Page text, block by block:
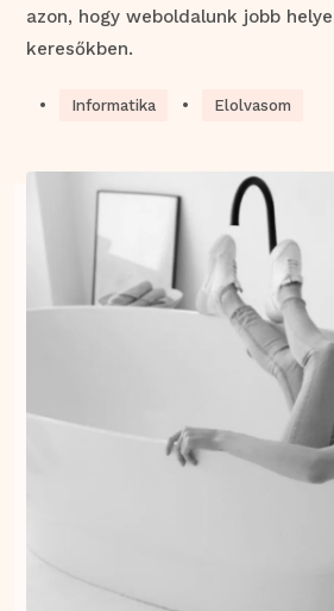
azon, hogy weboldalunk jobb
keresőkben.
• Informatika • Elolvasom